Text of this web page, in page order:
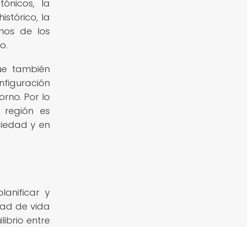
la
la
de los
también
Por lo
es
y en
y
de vida
entre